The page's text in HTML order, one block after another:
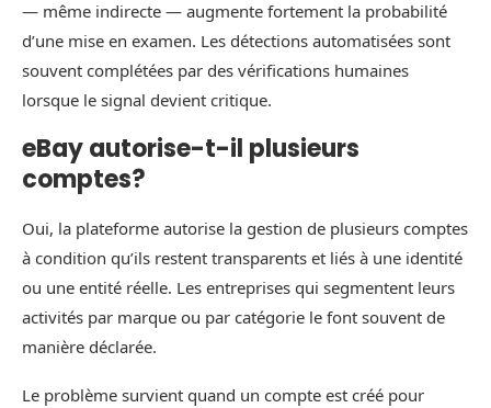
— même indirecte — augmente fortement la probabilité
d’une mise en examen. Les détections automatisées sont
souvent complétées par des vérifications humaines
lorsque le signal devient critique.
eBay autorise-t-il plusieurs
comptes?
Oui, la plateforme autorise la gestion de plusieurs comptes
à condition qu’ils restent transparents et liés à une identité
ou une entité réelle. Les entreprises qui segmentent leurs
activités par marque ou par catégorie le font souvent de
manière déclarée.
Le problème survient quand un compte est créé pour